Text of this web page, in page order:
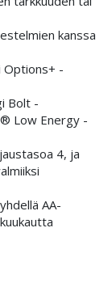
kanssa
Options+ -
Bolt -
Low Energy -
4, ja
AA-